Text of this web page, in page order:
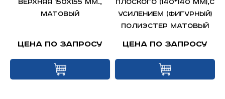
верхняя 150х155 мм.,
матовый
Цена по запросу
плоского (140*140 мм),с
усилением (фигурный)
полиэстер матовый
Цена по запросу